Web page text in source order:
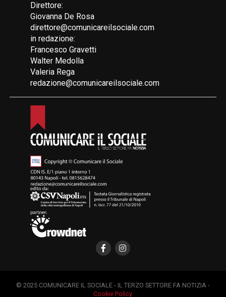
Direttore:
Giovanna De Rosa
direttore@comunicareilsociale.com
in redazione:
Francesco Gravetti
Walter Medolla
Valeria Rega
redazione@comunicareilsociale.com
© 2025 COMUNICARE IL SOCIALE - IL TERZO SETTORE FA NOTIZIA -
Cookie Policy